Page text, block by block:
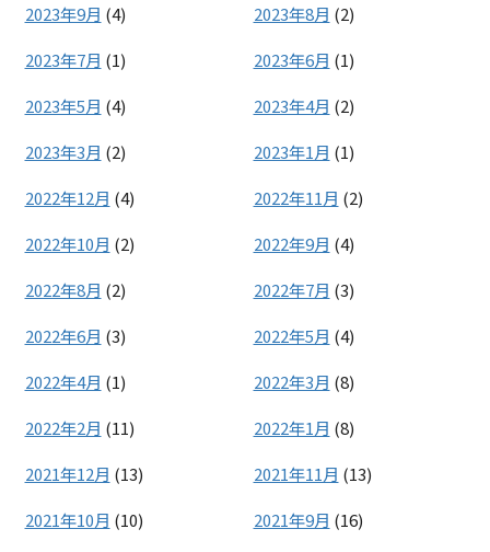
2023年9月 (4) 2023年8月 (2)
2023年7月 (1) 2023年6月 (1)
2023年5月 (4) 2023年4月 (2)
2023年3月 (2) 2023年1月 (1)
2022年12月 (4) 2022年11月 (2)
2022年10月 (2) 2022年9月 (4)
2022年8月 (2) 2022年7月 (3)
2022年6月 (3) 2022年5月 (4)
2022年4月 (1) 2022年3月 (8)
2022年2月 (11) 2022年1月 (8)
2021年12月 (13) 2021年11月 (13)
2021年10月 (10) 2021年9月 (16)